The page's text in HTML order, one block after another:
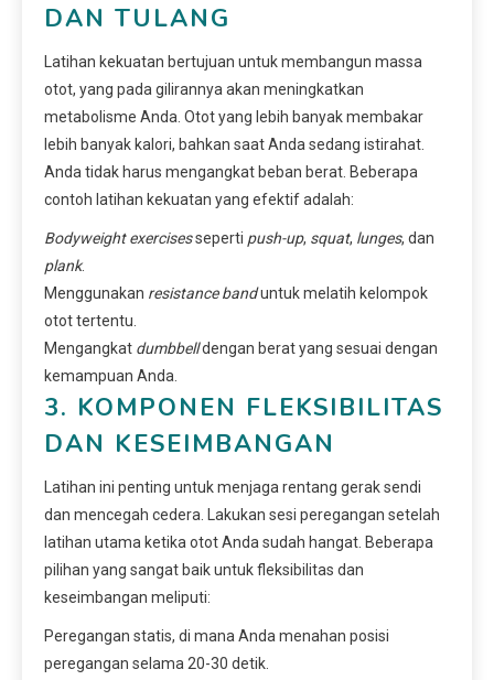
DAN TULANG
Latihan kekuatan bertujuan untuk membangun massa
otot, yang pada gilirannya akan meningkatkan
metabolisme Anda. Otot yang lebih banyak membakar
lebih banyak kalori, bahkan saat Anda sedang istirahat.
Anda tidak harus mengangkat beban berat. Beberapa
contoh latihan kekuatan yang efektif adalah:
Bodyweight exercisesseperti push-up, squat, lunges, dan
plank.
Menggunakan resistance banduntuk melatih kelompok
otot tertentu.
Mengangkat dumbbelldengan berat yang sesuai dengan
kemampuan Anda.
3. KOMPONEN FLEKSIBILITAS
DAN KESEIMBANGAN
Latihan ini penting untuk menjaga rentang gerak sendi
dan mencegah cedera. Lakukan sesi peregangan setelah
latihan utama ketika otot Anda sudah hangat. Beberapa
pilihan yang sangat baik untuk fleksibilitas dan
keseimbangan meliputi:
Peregangan statis, di mana Anda menahan posisi
peregangan selama 20-30 detik.